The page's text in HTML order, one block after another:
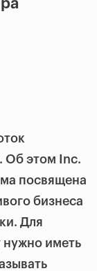
Об этом Inc.
посвящена
бизнеса
Для
нужно иметь